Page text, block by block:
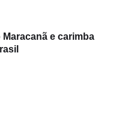
e carimba